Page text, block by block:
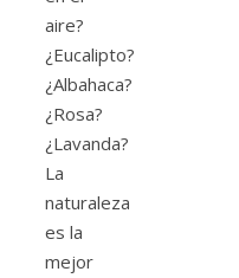
aire?
¿Eucalipto?
¿Albahaca?
¿Rosa?
¿Lavanda?
La
naturaleza
es la
mejor